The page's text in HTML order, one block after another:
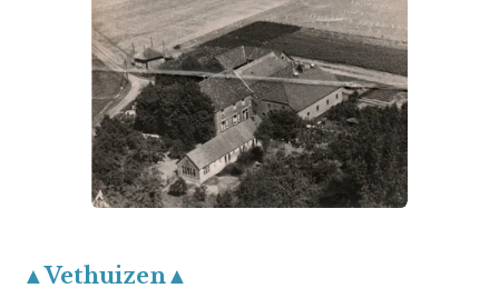
▲Vethuizen▲